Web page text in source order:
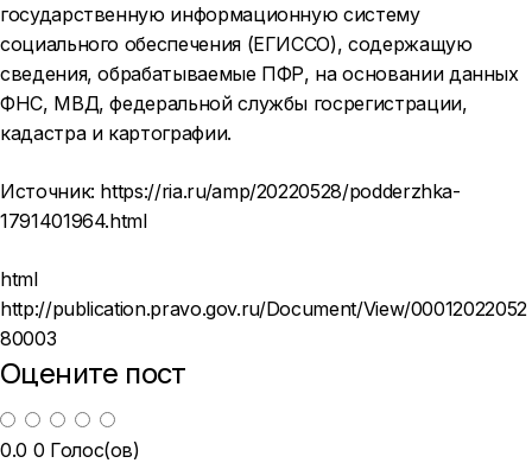
государственную информационную систему
социального обеспечения (ЕГИССО), содержащую
сведения, обрабатываемые ПФР, на основании данных
ФНС, МВД, федеральной службы госрегистрации,
кадастра и картографии.
Источник: https://ria.ru/amp/20220528/podderzhka-
1791401964.html
html
http://publication.pravo.gov.ru/Document/View/00012022052
80003
Оцените пост
0.0 0 Голос(ов)